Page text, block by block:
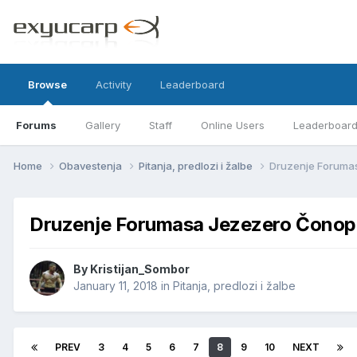
Browse
Forums Gallery Staff Online Users Leaderboard
Activity Leaderboard
Home Obavestenja Pitanja, predlozi i žalbe Druzenje
Druzenje Forumasa Jezezero
By Kristijan_Sombor
January 11, 2018 in Pitanja, predlozi i žalbe
PREV 3 4 5 6 7 8 9 10 NEXT